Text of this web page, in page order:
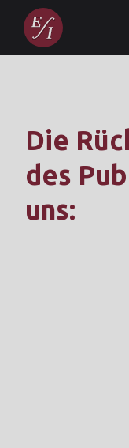
Die
des
uns: